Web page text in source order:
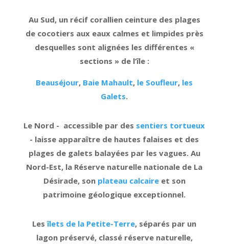
Au Sud, un récif corallien ceinture des plages
de cocotiers aux eaux calmes et limpides près
desquelles sont alignées les différentes «
sections » de l’île :
Beauséjour, Baie Mahault, le Soufleur, les
Galets.
Le Nord - accessible par des sentiers tortueux
- laisse apparaître de hautes falaises et des
plages de galets balayées par les vagues. Au
Nord-Est, la Réserve naturelle nationale de La
Désirade, son plateau calcaireet son
patrimoine géologique exceptionnel.
Lesîlets de la Petite-Terre, séparés par un
lagon préservé, classé réserve naturelle,